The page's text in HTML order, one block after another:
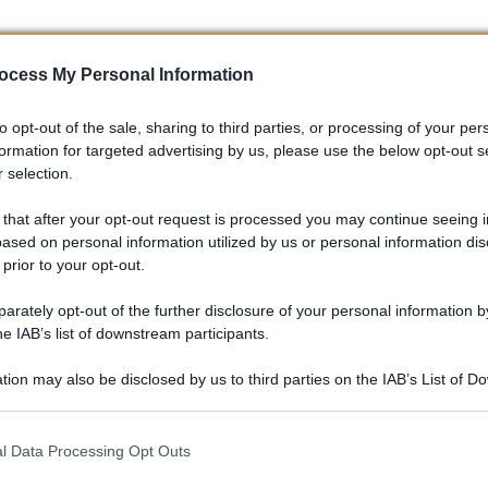
My Personal Information
opt-out of the sale, sharing to third parties, or processing of your
for targeted advertising by us, please use the below opt-out
selection.
that after your opt-out request is processed you may continue seeing
on personal information utilized by us or personal information
to your opt-out.
opt-out of the further disclosure of your personal information
IAB’s list of downstream participants.
may also be disclosed by us to third parties on the IAB’s List of
including but not limited to your visit or usage behaviour. You may
Data Processing Opt Outs
telaio da fonderie a elettricità rinnovabile e il 13% riciclato.